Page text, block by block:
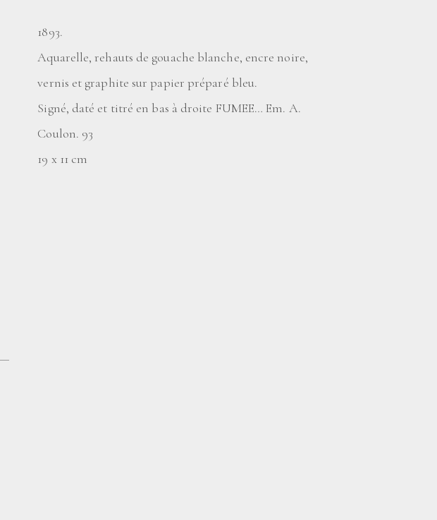
1893.
Aquarelle, rehauts de gouache blanche, encre noire,
vernis et graphite sur papier préparé bleu.
Signé, daté et titré en bas à droite FUMEE… Em. A.
Coulon. 93
19 x 11 cm